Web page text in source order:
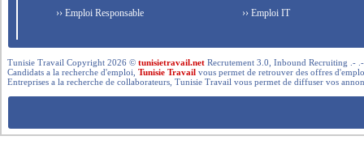
›› Emploi Responsable
›› Emploi IT
Tunisie Travail Copyright 2026 ©tunisietravail.net Recrutement 3.0, Inbound Recruiting .-
Candidats a la recherche d'emploi,Tunisie Travail vous permet de retrouver des offres
Entreprises a la recherche de collaborateurs, Tunisie Travail vous permet de diffuser vos